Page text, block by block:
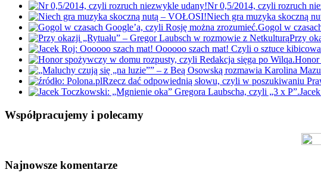
Nr 0,5/2014, czyli rozruch
Niech gra muzyka skoczną
Gogol w
Przy
Honor
Rzecz dać odpowiednią słowu, czyli w poszukiwaniu
Współpracujemy i polecamy
Najnowsze komentarze